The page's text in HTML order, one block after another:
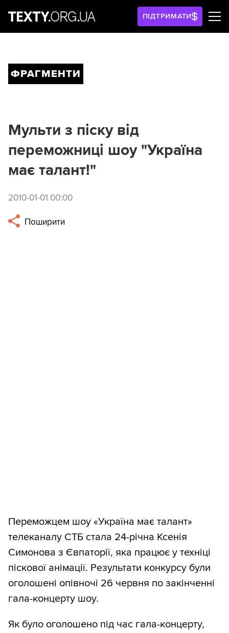
ПІДТРИМАТИ
ФРАГМЕНТИ
Мульти з піску від
переможниці шоу "Україна
має талант!"
2010-01-01 00:00
Поширити
Переможцем шоу «Україна має талант»
телеканалу СТБ стала 24-річна Ксенія
Симонова з Євпаторії, яка працює у техніці
піскової анімації. Результати конкурсу були
оголошені опівночі 26 червня по закінченні
гала-концерту шоу.
Як було оголошено під час гала-концерту,